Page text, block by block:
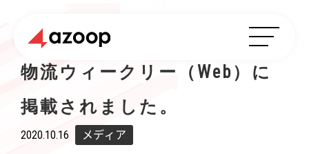
物流ウィークリー（Web）に
掲載されました。
2020.10.16 メディア